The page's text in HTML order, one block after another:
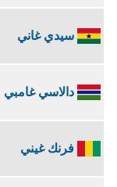
سيدي غاني
دالاسي غامبي
فرنك غيني